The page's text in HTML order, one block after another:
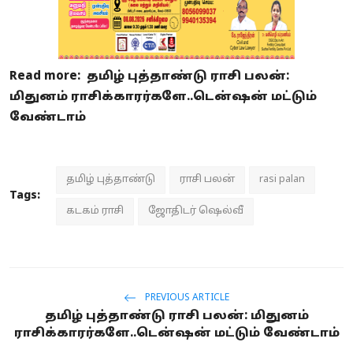
Read more: தமிழ் புத்தாண்டு ராசி பலன்:
மிதுனம் ராசிக்காரர்களே..டென்ஷன் மட்டும்
வேண்டாம்
Tags:
தமிழ் புத்தாண்டு ராசி பலன் rasi palan
கடகம் ராசி ஜோதிடர் ஷெல்வீ
PREVIOUS ARTICLE
தமிழ் புத்தாண்டு ராசி பலன்: மிதுனம்
ராசிக்காரர்களே..டென்ஷன் மட்டும் வேண்டாம்